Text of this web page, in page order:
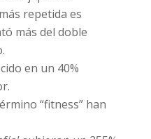
japonés.
repetida es
más del doble
en un 40%
“fitness” han